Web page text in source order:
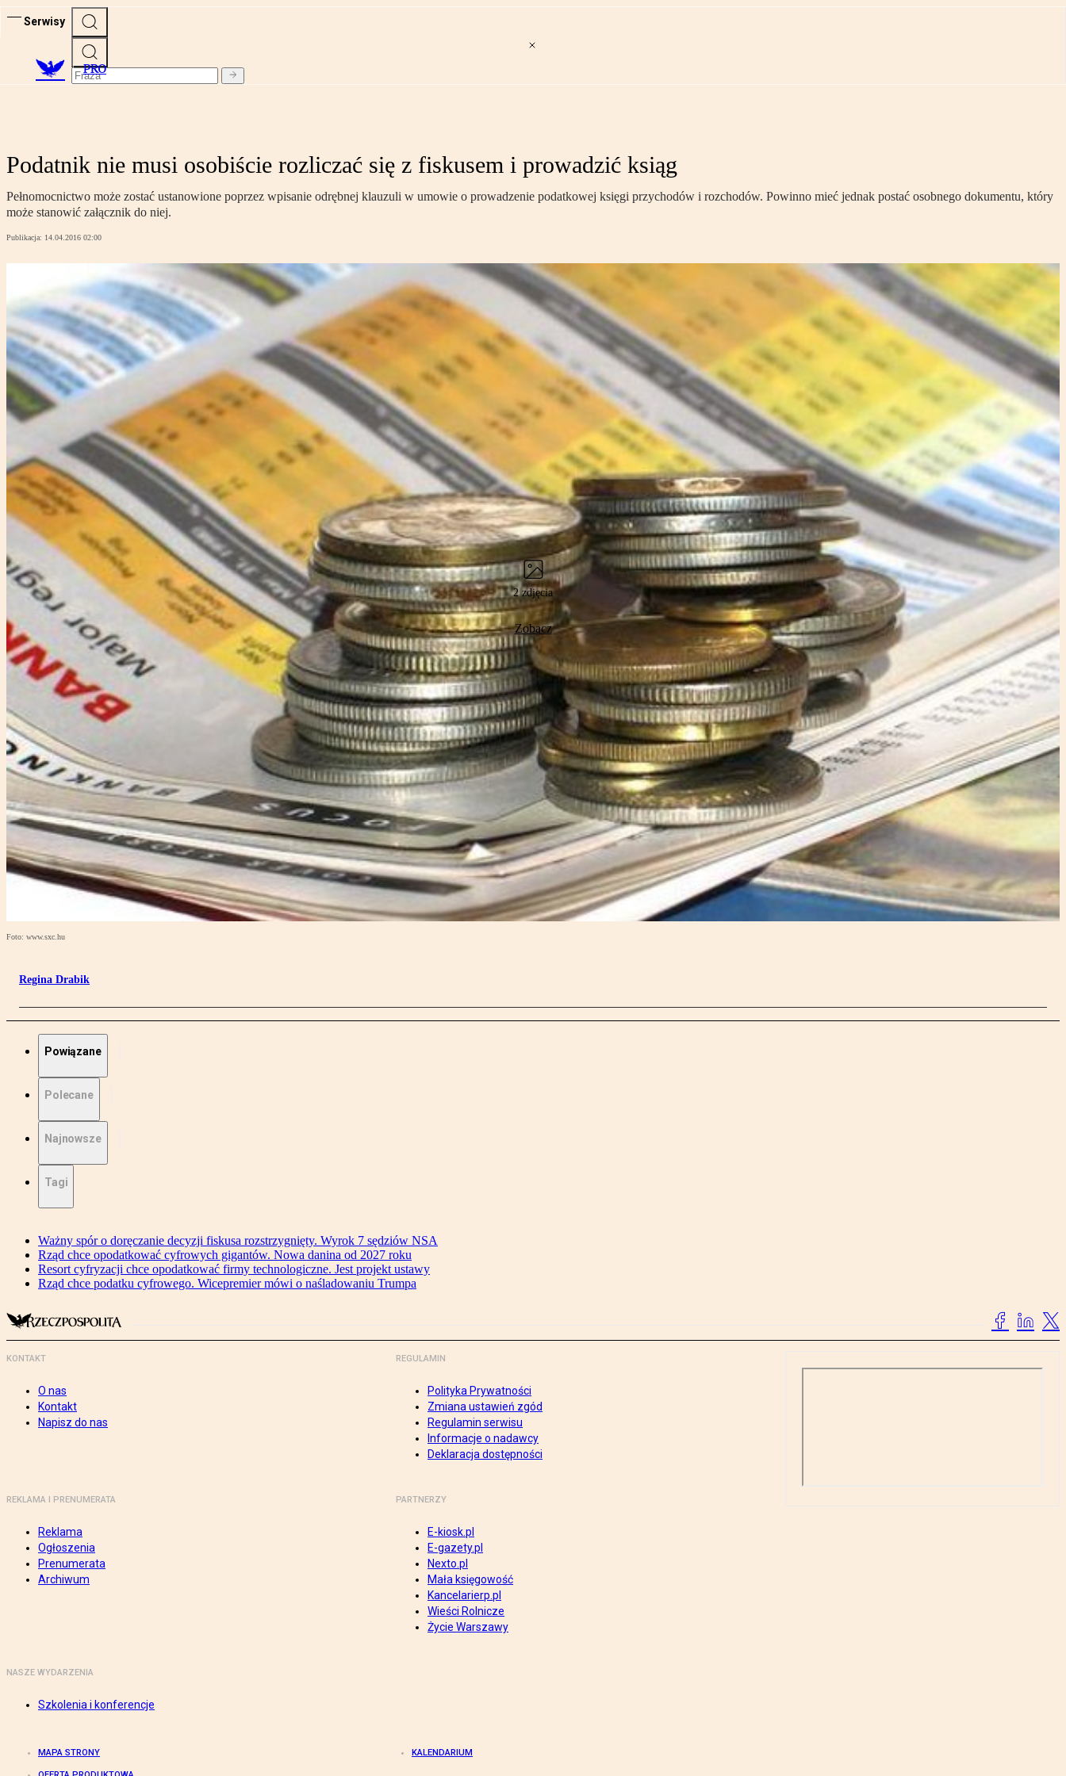
Serwisy
PRO
Podatnik nie musi osobiście rozliczać się z fiskusem i prowadzić ksiąg
Pełnomocnictwo może zostać ustanowione poprzez wpisanie odrębnej klauzuli w umowie o prowadzenie podatkowej księgi przychodów i rozchodów. Powinno mieć jednak postać osobnego dokumentu, który
może stanowić załącznik do niej.
Publikacja: 14.04.2016 02:00
2 zdjęcia
Zobacz
Foto: www.sxc.hu
Regina Drabik
Powiązane
Polecane
Najnowsze
Tagi
Ważny spór o doręczanie decyzji fiskusa rozstrzygnięty. Wyrok 7 sędziów NSA
Rząd chce opodatkować cyfrowych gigantów. Nowa danina od 2027 roku
Resort cyfryzacji chce opodatkować firmy technologiczne. Jest projekt ustawy
Rząd chce podatku cyfrowego. Wicepremier mówi o naśladowaniu Trumpa
KONTAKT
O nas
Kontakt
Napisz do nas
REGULAMIN
Polityka Prywatności
Zmiana ustawień zgód
Regulamin serwisu
Informacje o nadawcy
Deklaracja dostępności
REKLAMA I PRENUMERATA
Reklama
Ogłoszenia
Prenumerata
Archiwum
PARTNERZY
E-kiosk.pl
E-gazety.pl
Nexto.pl
Mała księgowość
Kancelarierp.pl
Wieści Rolnicze
Życie Warszawy
NASZE WYDARZENIA
Szkolenia i konferencje
MAPA STRONY KALENDARIUM